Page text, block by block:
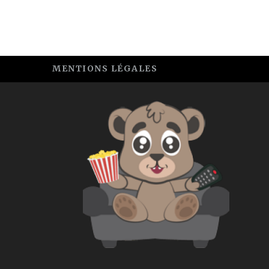
MENTIONS LÉGALES